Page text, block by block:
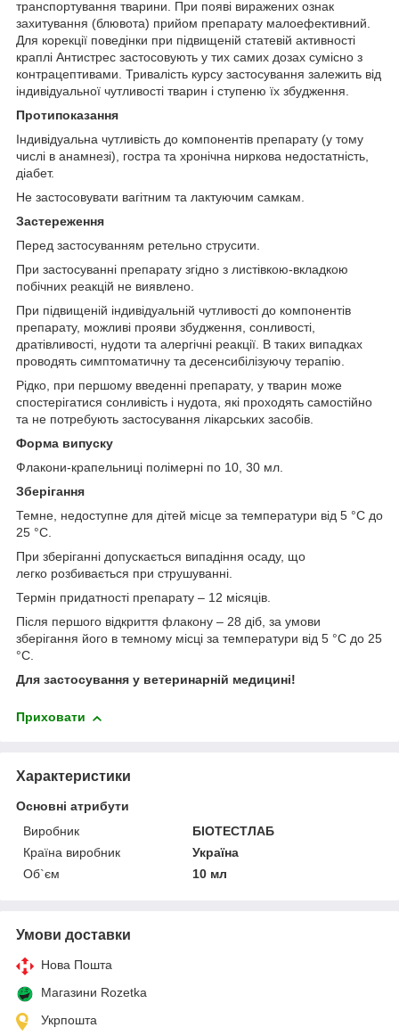
транспортування тварини. При появі виражених ознак
захитування (блювота) прийом препарату малоефективний.
Для корекції поведінки при підвищеній статевій активності
краплі Антистрес застосовують у тих самих дозах сумісно з
контрацептивами. Тривалість курсу застосування залежить від
індивідуальної чутливості тварин і ступеню їх збудження.
Протипоказання
Індивідуальна чутливість до компонентів препарату (у тому
числі в анамнезі), гостра та хронічна ниркова недостатність,
діабет.
Не застосовувати вагітним та лактуючим самкам.
Застереження
Перед застосуванням ретельно струсити.
При застосуванні препарату згідно з листівкою-вкладкою
побічних реакцій не виявлено.
При підвищеній індивідуальній чутливості до компонентів
препарату, можливі прояви збудження, сонливості,
дратівливості, нудоти та алергічні реакції. В таких випадках
проводять симптоматичну та десенсибілізуючу терапію.
Рідко, при першому введенні препарату, у тварин може
спостерігатися сонливість і нудота, які проходять самостійно
та не потребують застосування лікарських засобів.
Форма випуску
Флакони-крапельниці полімерні по 10, 30 мл.
Зберігання
Темне, недоступне для дітей місце за температури від 5 °C до
25 °C.
При зберіганні допускається випадіння осаду, що
легко розбивається при струшуванні.
Термін придатності препарату – 12 місяців.
Після першого відкриття флакону – 28 діб, за умови
зберігання його в темному місці за температури від 5 °C до 25
°C.
Для застосування у ветеринарній медицині!
Приховати
Характеристики
Основні атрибути
Виробник
БІОТЕСТЛАБ
Країна виробник
Україна
Об`єм
10 мл
Умови доставки
Нова Пошта
Магазини Rozetka
Укрпошта